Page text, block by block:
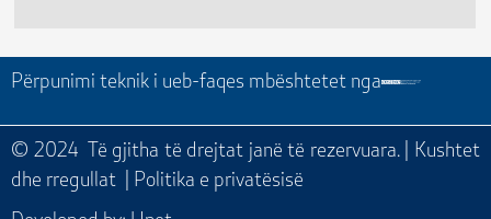
Përpunimi teknik i ueb-faqes mbështetet nga
© 2024 Të gjitha të drejtat janë të rezervuara. |
Kushtet
dhe rregullat
Politika e privatësisë